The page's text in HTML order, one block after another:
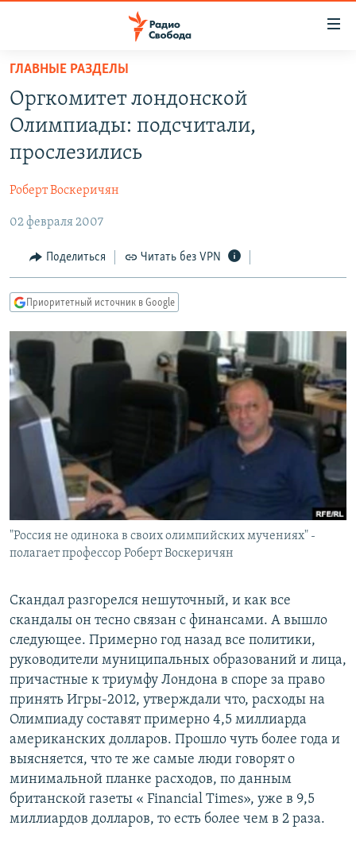
упрощенного
доступа
Вернуться
основному
Вернутся
навигации
Вернутся
поиску
ПОДКАСТЫ
МНЕНИЯ
КУЛЬТУРА
IDEL.РЕАЛИИ
СЕВЕР.РЕАЛИИ
СИБИРЬ.РЕАЛИИ
РАСПИСАНИЕ ВЕЩАНИЯ
ПОДПИШИТЕСЬ НА РАССЫЛКУ
СОЦИАЛЬНЫЕ СЕТИ
Все сайты РСЕ/РС
ГЛАВНЫЕ РАЗДЕЛЫ
Оргкомитет лондонской
Олимпиады: подсчитали,
прослезились
Роберт Воскеричян
02 февраля 2007
Поделиться Читать без VPN
Приоритетный источник в Google
"Россия не одинока в своих олимпийских мучениях" -
полагает профессор Роберт Воскеричян
Скандал разгорелся нешуточный, и как все
скандалы он тесно связан с финансами. А вышло
следующее. Примерно год назад все политики,
руководители муниципальных образований и лица,
причастные к триумфу Лондона в споре за право
принять Игры-2012, утверждали что, расходы на
Олимпиаду составят примерно 4,5 миллиарда
американских долларов. Прошло чуть более года и
выясняется, что те же самые люди говорят о
минимальной планке расходов, по данным
британской газеты « Financial Times», уже в 9,5
миллиардов долларов, то есть более чем в 2 раза.